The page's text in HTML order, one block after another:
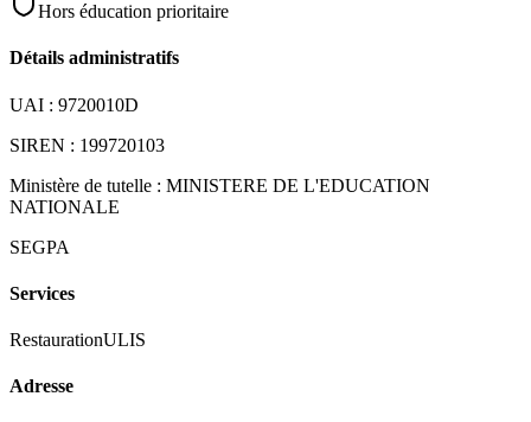
Hors éducation prioritaire
Détails administratifs
UAI : 9720010D
SIREN : 199720103
Ministère de tutelle : MINISTERE DE L'EDUCATION
NATIONALE
SEGPA
Services
RestaurationULIS
Adresse